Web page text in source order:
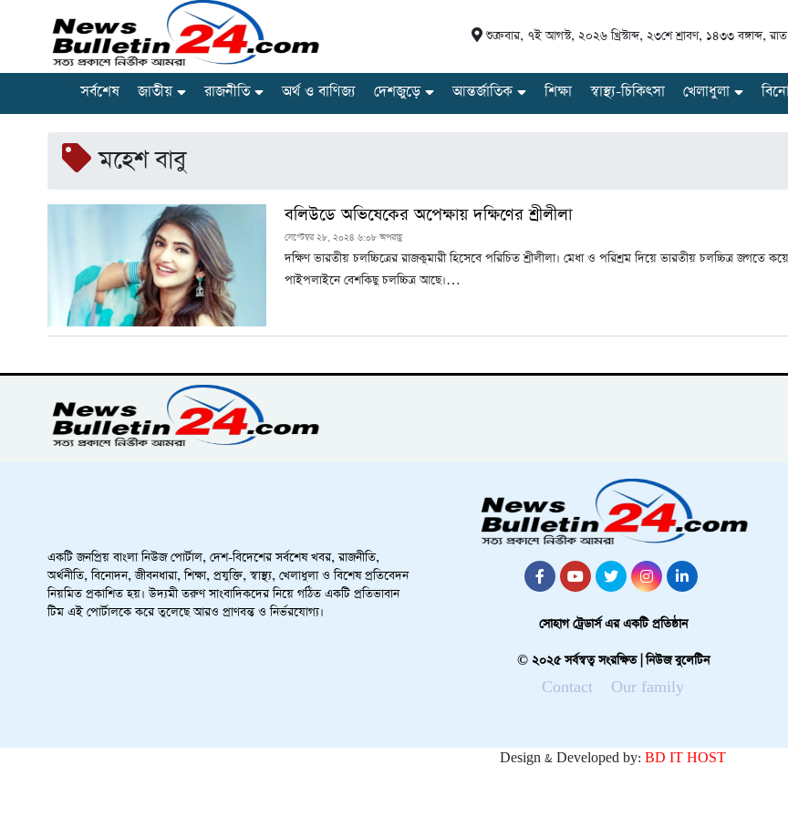
শুক্রবার, ৭ই আগস্ট, ২০২৬ খ্রিস্টাব্দ, ২৩শে শ্রাবণ, ১৪৩৩ বঙ্গাব্দ,
সর্বশেষ জাতীয় রাজনীতি অর্থ ও বাণিজ্য দেশজুড়ে আন্তর্জাতিক শিক্ষা স্বাস্থ্য-চিকিৎসা খেলাধুলা
মহেশ বাবু
বলিউডে অভিষেকের অপেক্ষায় দক্ষিণের শ্রীলীলা
সেপ্টেম্বর ২৮, ২০২৪ ৬:০৮ অপরাহ্ণ
দক্ষিণ ভারতীয় চলচ্চিত্রের রাজকুমারী হিসেবে পরিচিত শ্রীলীলা। মেধা ও পরিশ্রম দিয়ে ভারতীয় চলচ্চিত্র
পাইপলাইনে বেশকিছু চলচ্চিত্র আছে।…
একটি জনপ্রিয় বাংলা নিউজ পোর্টাল, দেশ-বিদেশের সর্বশেষ খবর, রাজনীতি,
অর্থনীতি, বিনোদন, জীবনধারা, শিক্ষা, প্রযুক্তি, স্বাস্থ্য, খেলাধুলা ও বিশেষ প্রতিবেদন
নিয়মিত প্রকাশিত হয়। উদ্যমী তরুণ সাংবাদিকদের নিয়ে গঠিত একটি প্রতিভাবান
টিম এই পোর্টালকে করে তুলেছে আরও প্রাণবন্ত ও নির্ভরযোগ্য।
সোহাগ ট্রেডার্স এর একটি প্রতিষ্ঠান
© ২০২৫ সর্বস্বত্ব সংরক্ষিত | নিউজ বুলেটিন
Contact Our family
Design & Developed by: BD IT HOST